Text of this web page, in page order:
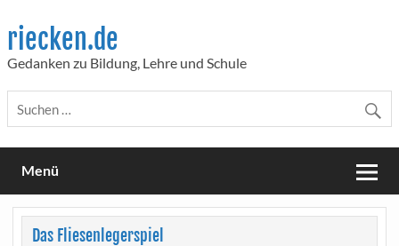
content
riecken.de
Gedanken zu Bildung, Lehre und Schule
Menü
Das Fliesenlegerspiel